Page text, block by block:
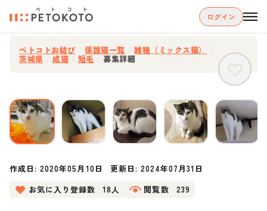
ログイン
ペトコトお結び 保護猫一覧 雑種（ミックス猫）
茨城県 成猫 短毛 募集詳細
作成日:2020年05月10日 更新日: 2024年07月31日
お気に入り登録数
18人 閲覧数 239